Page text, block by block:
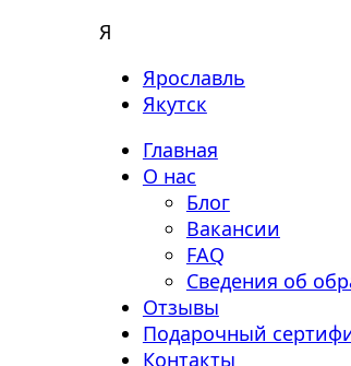
Я
Ярославль
Якутск
Главная
О нас
Блог
Вакансии
FAQ
Сведения об
Отзывы
Подарочный
Контакты